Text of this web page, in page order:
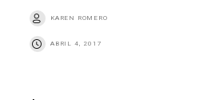
KAREN ROMERO
ABRIL 4, 2017